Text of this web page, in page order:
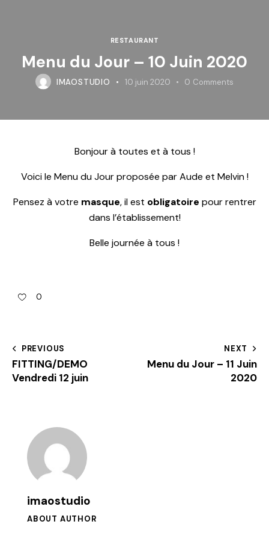
RESTAURANT
Menu du Jour – 10 Juin 2020
IMAOSTUDIO 10 juin 2020 0 Comments
Bonjour à toutes et à tous !
Voici le Menu du Jour proposée par Aude et Melvin !
Pensez à votre masque, il est obligatoire pour rentrer
dans l’établissement!
Belle journée à tous !
0
PREVIOUS
FITTING/DEMO
Vendredi 12 juin
NEXT
Menu du Jour – 11 Juin
2020
imaostudio
ABOUT AUTHOR